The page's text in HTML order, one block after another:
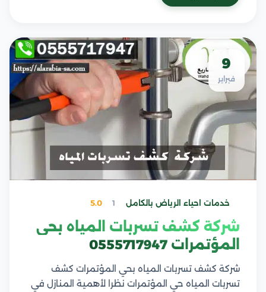
9
فبراير
خدمات احياء الرياض بالكامل 1
5.0
شركة كشف تسربات المياه بحي
المؤتمرات 0555717947
شركة كشف تسربات المياه بحي المؤتمرات كشف
تسربات المياه حي المؤتمرات نظرا لأهمية المنازل في